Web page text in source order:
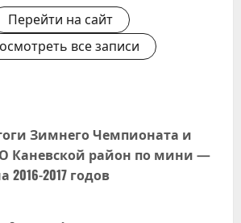
Перейти на сайт
все записи
Зимнего Чемпионата и
Каневской район по мини —
2016-2017 годов